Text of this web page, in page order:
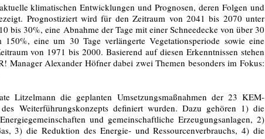
klimatischen Entwicklungen und Prognosen, deren Folgen und
Prognostiziert wird für den Zeitraum von 2041 bis 2070 unter
bis 30%, eine Abnahme der Tage mit einer Schneedecke von über 30
eine um 30 Tage verlängerte Vegetationsperiode sowie eine
von 1971 bis 2000. Basierend auf diesen Erkenntnissen stehen
Alexander Höfner dabei zwei Themen besonders im Fokus:
Litzelmann die geplanten Umsetzungsmaßnahmen der 23 KEM-
Weiterführungskonzepts definiert wurden. Dazu gehören 1) die
und gemeinschaftliche Erzeugungsanlagen, 2)
3) die Reduktion des Energie- und Ressourcenverbrauchs, 4) die